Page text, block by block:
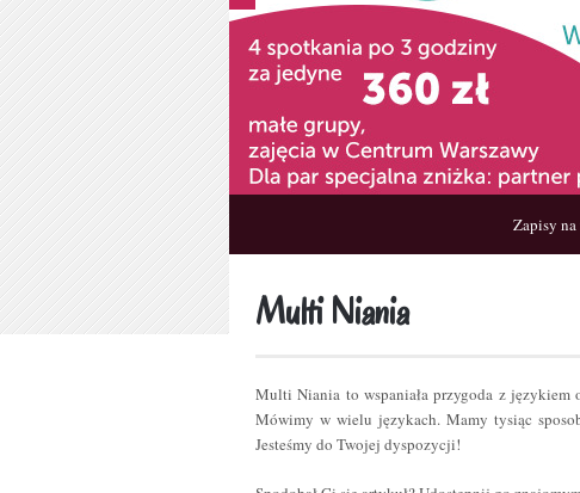
Zapisy
Multi Niania
Multi Niania to wspaniała przygoda z językiem
Mówimy w wielu językach. Mamy tysiąc
Jesteśmy do Twojej dyspozycji!